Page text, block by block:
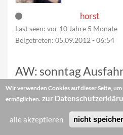
horst
Last seen: vor 10 Jahre 5 Monate
Beigetreten: 05.09.2012 - 06:54
AW: sonntag
Hallo
Und danke für den regen
werde auf kosten meines
Wir verwenden Cookies auf dieser Seite,
ermöglichen. zur
alle akzeptieren nicht